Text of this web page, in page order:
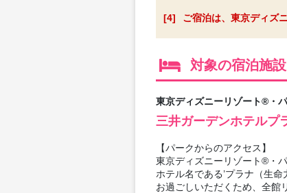
[4] ご宿泊は、東京ディズ
対象の宿泊施設
東京ディズニーリゾート®・
三井ガーデンホテルプ
【パークからのアクセス】
東京ディズニーリゾート®・
ホテル名である’プラナ（生
お過ごしいただくため、全館